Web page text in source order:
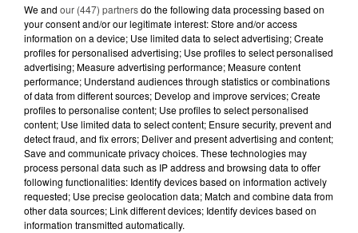
RETROUVEZ TOUTE L'ACTU DE LA RÉGION ET
RECEVEZ LES ALERTES INFOS DE LA RÉDACTION
EN TÉLÉCHARGEANT L'APPLICATION MOBILE
RCA
LA RÉDACTION
RCA
Voir toute l'équipe RCA
DIMITRI COUTAND
Journaliste
We and our (447) partnersdo the following data processing based on
your consent and/or our legitimate interest: Store and/or access
information on a device; Use limited data to select advertising; Create
profiles for personalised advertising; Use profiles to select personalised
advertising; Measure advertising performance; Measure content
performance; Understand audiences through statistics or combinations
of data from different sources; Develop and improve services; Create
profiles to personalise content; Use profiles to select personalised
content; Use limited data to select content; Ensure security, prevent and
detect fraud, and fix errors; Deliver and present advertising and content;
Save and communicate privacy choices. These technologies may
process personal data such as IP address and browsing data to offer
following functionalities: Identify devices based on information actively
requested; Use precise geolocation data; Match and combine data from
other data sources; Link different devices; Identify devices based on
information transmitted automatically.